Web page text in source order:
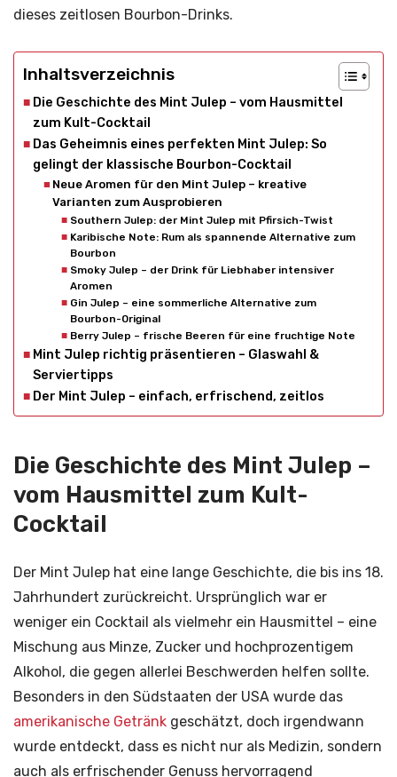
dieses zeitlosen Bourbon-Drinks.
Inhaltsverzeichnis
Die Geschichte des Mint Julep – vom Hausmittel
zum Kult-Cocktail
Das Geheimnis eines perfekten Mint Julep: So
gelingt der klassische Bourbon-Cocktail
Neue Aromen für den Mint Julep – kreative
Varianten zum Ausprobieren
Southern Julep: der Mint Julep mit Pfirsich-Twist
Karibische Note: Rum als spannende Alternative zum
Bourbon
Smoky Julep – der Drink für Liebhaber intensiver
Aromen
Gin Julep – eine sommerliche Alternative zum
Bourbon-Original
Berry Julep – frische Beeren für eine fruchtige Note
Mint Julep richtig präsentieren – Glaswahl &
Serviertipps
Der Mint Julep – einfach, erfrischend, zeitlos
Die Geschichte des Mint Julep –
vom Hausmittel zum Kult-
Cocktail
Der Mint Julep hat eine lange Geschichte, die bis ins 18.
Jahrhundert zurückreicht. Ursprünglich war er
weniger ein Cocktail als vielmehr ein Hausmittel – eine
Mischung aus Minze, Zucker und hochprozentigem
Alkohol, die gegen allerlei Beschwerden helfen sollte.
Besonders in den Südstaaten der USA wurde das
amerikanische Getränk geschätzt, doch irgendwann
wurde entdeckt, dass es nicht nur als Medizin, sondern
auch als erfrischender Genuss hervorragend